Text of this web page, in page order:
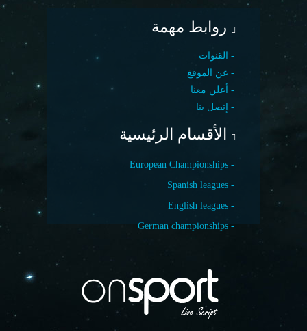
روابط مهمة
- القنوات
- عن الموقع
- أعلن معنا
- إتصل بنا
الأقسام الرئيسية